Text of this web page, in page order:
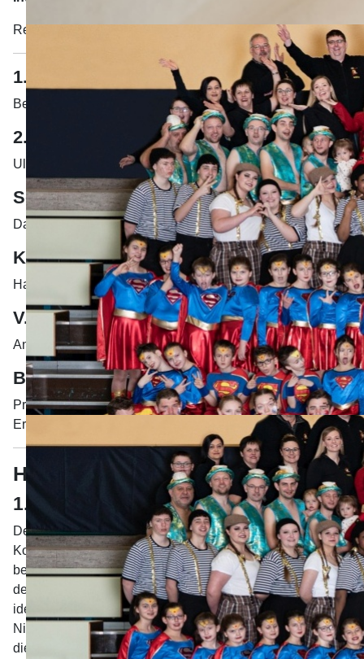
Registergericht Dillingen - VR Nummer: 255
1. Vorstand
Bernhard Veh - Lutzinger Str. 8 - 89420 Höchstädt
2. Vorstand
Ulrike Probst
Schriftführerin
Daniela Herreiner
Kassierer
Harald Wernthaler
V.i.S.d § 55 Abs. 2 RStV
Andreas Danner - Buchenweg 3a - 89420 Höchstädt
Bildquellen
Privat, Andreas Danner, Alexander Annisov, Isolde Saur,
Erfried Rösner,
Haftungsausschluss
1. Inhalt des Onlineangebotes
Der Autor übernimmt keinerlei Gewähr für die Aktualität,
Korrektheit, Vollständigkeit oder Qualität der
bereitgestellten Informationen. Haftungsansprüche gegen
den Autor, welche sich auf Schäden materieller oder
ideeller Art beziehen, die durch die Nutzung oder
Nichtnutzung der dargebotenen Informationen bzw. durch
die Nutzung fehlerhafter und unvollständiger Informationen